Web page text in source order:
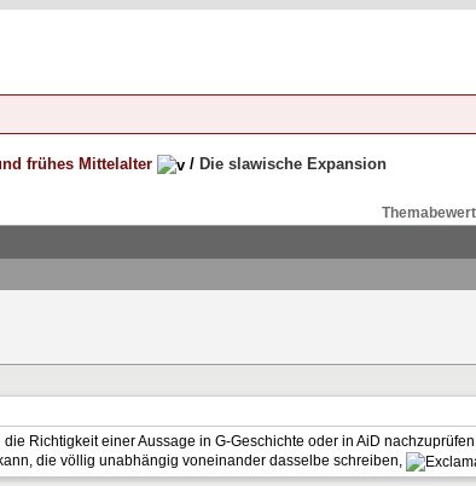
frühes Mittelalter / Die slawische Expansion
Richtigkeit einer Aussage in G-Geschichte oder in AiD
die völlig unabhängig voneinander dasselbe schreiben,